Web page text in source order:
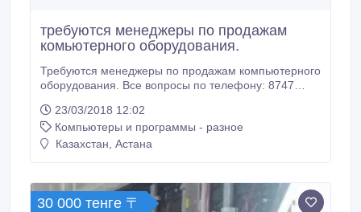
требуются менеджеры по продажам
комьютерного оборудования.
Требуются менеджеры по продажам компьютерного
оборудования. Все вопросы по телефону: 8747
23/03/2018 12:02
Компьютеры и программы - разное
Казахстан, Астана
30 000 тенге 〒